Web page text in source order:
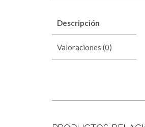
Descripción
Valoraciones (0)